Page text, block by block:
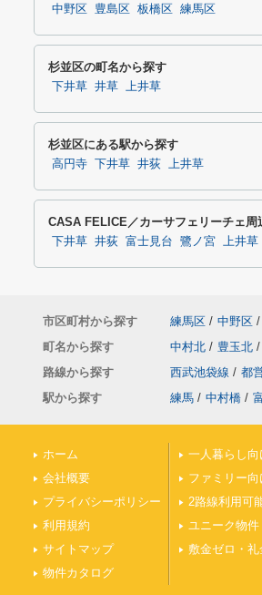
中野区 豊島区 板橋区 練馬区
杉並区の町名から探す
下井草 井草 上井草
杉並区にある駅から探す
高円寺 下井草 井荻 上井草
CASA FELICE／カーサフェリーチェ周
下井草 井荻 富士見台 鷺ノ宮 上井草
市区町村から探す 練馬区 / 中野区 /
町名から探す
中村北 / 豊玉北 /
路線から探す
西武池袋線 / 都
駅から探す
練馬 / 中村橋 /
ホーム
会社概要
プライバシーポリシー
利用規約
サイトマップ
物件カタログ
一人暮らし向
ファミリー向
2路線利用可
ユニーク物件
敷金ゼロ・礼